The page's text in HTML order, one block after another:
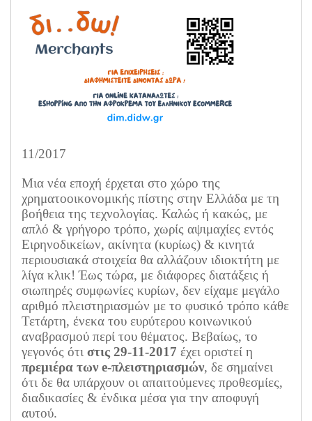
11/2017
Μια νέα εποχή έρχεται στο χώρο της
χρηματοοικονομικής πίστης στην Ελλάδα με τη
βοήθεια της τεχνολογίας. Καλώς ή κακώς, με
απλό & γρήγορο τρόπο, χωρίς αψιμαχίες εντός
Ειρηνοδικείων, ακίνητα (κυρίως) & κινητά
περιουσιακά στοιχεία θα αλλάζουν ιδιοκτήτη με
λίγα κλικ! Έως τώρα, με διάφορες διατάξεις ή
σιωπηρές συμφωνίες κυρίων, δεν είχαμε μεγάλο
αριθμό πλειστηριασμών με το φυσικό τρόπο κάθε
Τετάρτη, ένεκα του ευρύτερου κοινωνικού
αναβρασμού περί του θέματος. Βεβαίως, το
γεγονός ότι στις 29-11-2017 έχει οριστεί η
πρεμιέρα των e-πλειστηριασμών, δε σημαίνει
ότι δε θα υπάρχουν οι απαιτούμενες προθεσμίες,
διαδικασίες & ένδικα μέσα για την αποφυγή
αυτού.